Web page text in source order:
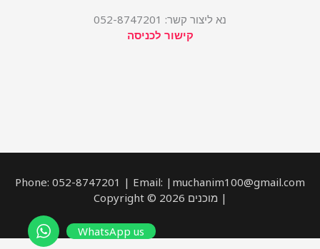
נא ליצור קשר: 052-8747201
קישור לכניסה
Phone: 052-8747201 | Email: |muchanim100@gmail.com
| מוכנים Copyright © 2026
WhatsApp us